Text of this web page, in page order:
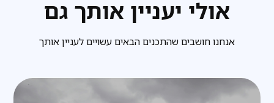
אולי יעניין אותך גם
אנחנו חושבים שהתכנים הבאים עשויים לעניין אותך